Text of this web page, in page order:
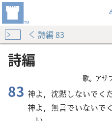
詩編 83
詩編
歌。アサ
83 神よ，沈黙しないでく
神よ，無言でいないで